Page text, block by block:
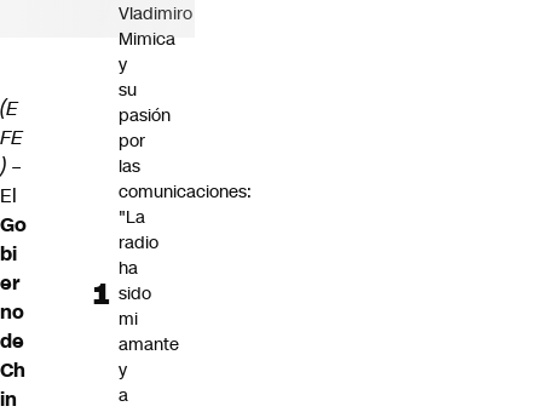
(E
FE
) –
El
Go
bi
er
no
de
Ch
in
Vladimiro
Mimica
y
su
pasión
por
las
comunicaciones:
"La
radio
ha
sido
mi
amante
y
a